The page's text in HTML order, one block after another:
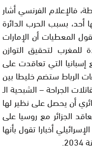
الفرنسي أشار
أحد، بسبب الحرب الدائرة
المعطيات أن الإمارات
لتحقيق التوازن
التي تعاقدت على
الرباط ستضم خليطا بين
الجراحة – الشبحية الـ
أن يحصل على نظير لها
الجزائر مع روسيا على
أخبارا تقول بأنها
2034
.